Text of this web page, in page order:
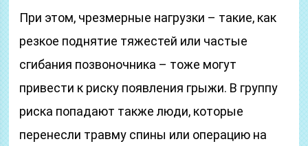
При этом, чрезмерные нагрузки – такие, как
резкое поднятие тяжестей или частые
сгибания позвоночника – тоже могут
привести к риску появления грыжи. В группу
риска попадают также люди, которые
перенесли травму спины или операцию на